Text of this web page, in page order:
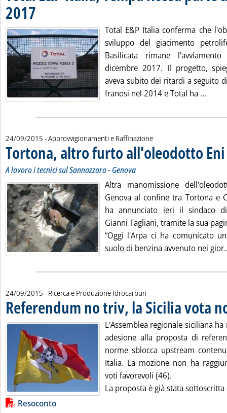
2017 . Pubblicata venerdì 25 settembre 2015 alle 9.25.
Total E&P Italia conferma che
sviluppo del giacimento
Basilicata rimane
dicembre 2017. Il progetto,
aveva subito dei ritardi a seguito
franosi nel 2014 e Total ha ...
24/09/2015 - Approvvigionamenti e Raffinazione
Tortona, altro furto all'oleodotto Eni
A lavoro i tecnici sul Sannazzaro - Genova
Altra manomissione
Genova al confine tra Tortona e
ha annunciato ieri il sindaco di
Gianni Tagliani, tramite la sua
“Oggi l'Arpa ci ha comunicato
suolo di benzina avvenuto nei
24/09/2015 - Ricerca e Produzione Idrocarburi
Referendum no triv, la Sicilia vota
L'Assemblea regionale siciliana
adesione alla proposta di
norme sblocca upstream
Italia. La mozione non ha
voti favorevoli (46).
La proposta è già stata
Lista allegati PDF alla notizia
Resoconto